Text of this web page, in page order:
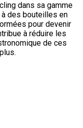
dans sa gamme
des bouteilles en
pour devenir
à réduire les
de ces